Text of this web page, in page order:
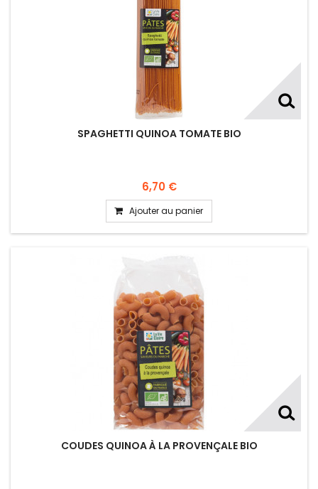
SPAGHETTI QUINOA TOMATE BIO
6,70 €
Ajouter au panier
COUDES QUINOA À LA PROVENÇALE BIO